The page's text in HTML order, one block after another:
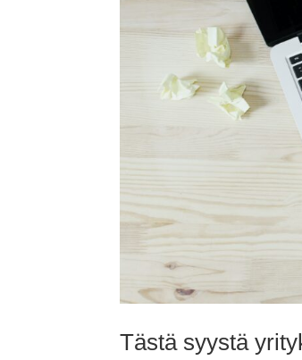
Tästä syystä